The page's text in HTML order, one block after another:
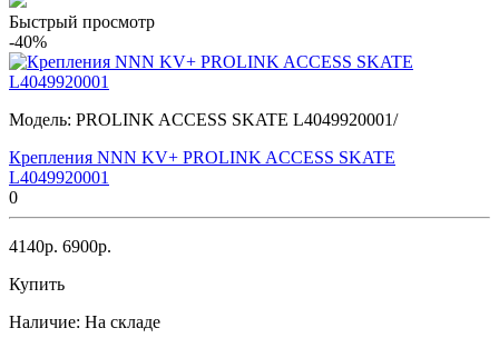
Быстрый просмотр
-40%
Модель: PROLINK ACCESS SKATE L4049920001/
Крепления NNN KV+ PROLINK ACCESS SKATE
L4049920001
0
4140р. 6900р.
Купить
Наличие: На складе